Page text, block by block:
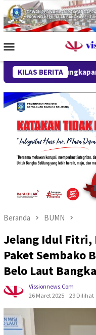
Loncat
ke
konten
Mobile
KILAS BERITA
52,5 Ton
Beranda BUMN
Jelang Idul Fitri,
Paket Sembako
Belo Laut
Vissionnews.com
26 Maret 2025
29 Dilihat